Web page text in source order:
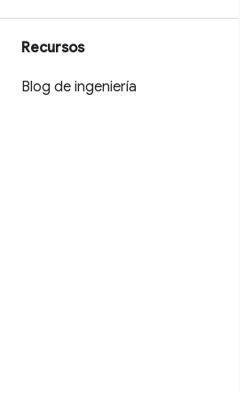
Recursos
Blog de ingeniería